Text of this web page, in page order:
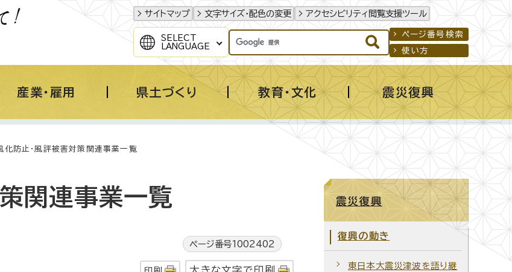
サイトマップ 文字サイズ・配色の変更 アクセシビリティ閲覧支援ツール
SELECT
LANGUAGE
ページ番号検索
使い方
産業・雇用 県土づくり 教育・文化 震災復興
化防止・風評被害対策関連事業一覧
関連事業一覧
ページ番号1002402
大きな文字で印刷
震災復興
復興の動き
東日本大震災津波を語り継